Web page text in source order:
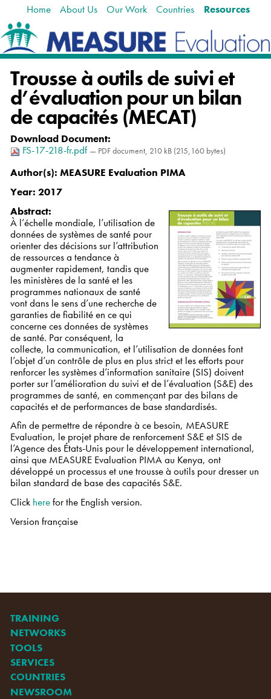
Home About Us Our Work Countries Resources
Trousse à outils de suivi et
d’évaluation pour un bilan
de capacités (MECAT)
Download Document:
FS-17-218-fr.pdf — PDF document, 210 kB (215,160 bytes)
Author(s): MEASURE Evaluation PIMA
Year: 2017
Abstract:
À l’échelle mondiale, l’utilisation de
données de systèmes de santé pour
orienter des décisions sur l’attribution
de ressources a tendance à
augmenter rapidement, tandis que
les ministères de la santé et les
programmes nationaux de santé
vont dans le sens d’une recherche de
garanties de fiabilité en ce qui
concerne ces données de systèmes
de santé. Par conséquent, la
collecte, la communication, et l’utilisation de données font
l’objet d’un contrôle de plus en plus strict et les efforts pour
renforcer les systèmes d’information sanitaire (SIS) doivent
porter sur l’amélioration du suivi et de l’évaluation (S&E) des
programmes de santé, en commençant par des bilans de
capacités et de performances de base standardisés.
Afin de permettre de répondre à ce besoin, MEASURE
Evaluation, le projet phare de renforcement S&E et SIS de
l’Agence des États-Unis pour le développement international,
ainsi que MEASURE Evaluation PIMA au Kenya, ont
développé un processus et une trousse à outils pour dresser un
bilan standard de base des capacités S&E.
Click herefor the English version.
Version française
TRAINING
NETWORKS
TOOLS
SERVICES
COUNTRIES
NEWSROOM